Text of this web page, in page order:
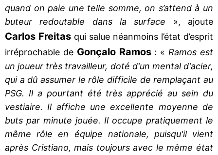
quand on paie une telle somme, on s’attend à un
buteur redoutable dans la surface », ajoute
Carlos Freitas qui salue néanmoins l’état d’esprit
irréprochable deGonçalo Ramos: « Ramos est
un joueur très travailleur, doté d'un mental d'acier,
qui a dû assumer le rôle difficile de remplaçant au
PSG. Il a pourtant été très apprécié au sein du
vestiaire. Il affiche une excellente moyenne de
buts par minute jouée. Il occupe pratiquement le
même rôle en équipe nationale, puisqu'il vient
après Cristiano, mais toujours avec le même état